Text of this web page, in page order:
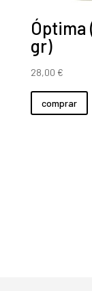
Óptima
gr)
28,00 €
comprar